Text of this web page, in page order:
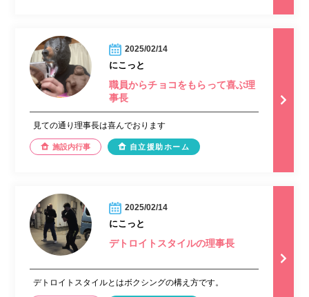
2025/02/14
にこっと
職員からチョコをもらって喜ぶ理
事長
見ての通り理事長は喜んでおります
施設内行事 自立援助ホーム
2025/02/14
にこっと
デトロイトスタイルの理事長
デトロイトスタイルとはボクシングの構え方です。